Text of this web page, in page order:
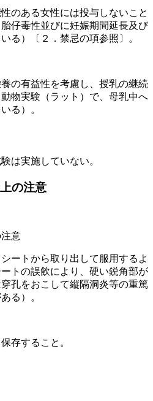
のある女性には投与しないこと
仔毒性並びに妊娠期間延長及び
る）〔２．禁忌の項参照〕。
の有益性を考慮し、授乳の継続
物実験（ラット）で、母乳中へ
る）。
は実施していない。
の注意
意
ートから取り出して服用するよ
トの誤飲により、硬い鋭角部が
孔をおこして縦隔洞炎等の重篤
る）。
存すること。